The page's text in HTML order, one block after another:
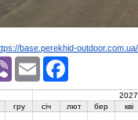
base.perekhid-
Viber Email
2027
гру січ лют бер кві